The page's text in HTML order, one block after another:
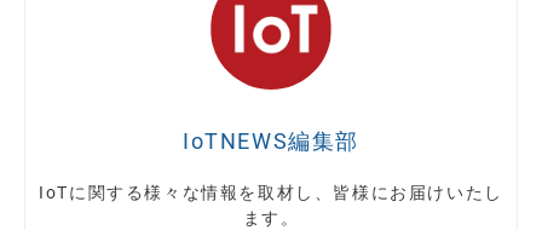
IoTNEWS編集部
IoTに関する様々な情報を取材し、皆様にお届けいたし
ます。